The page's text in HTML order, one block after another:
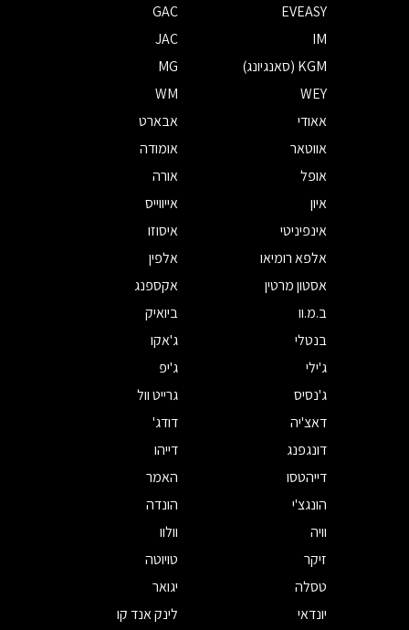
EVEASY
GAC
IM
JAC
KGM (סאנגיונג)
MG
WEY
WM
אאודי
אבארט
אווטאר
אומודה
אופל
אורה
איון
אייווייס
אינפיניטי
איסוזו
אלפא רומיאו
אלפין
אסטון מרטין
אקספנג
ב.מ.וו
ביואיק
בנטלי
ג'אקו
ג'ילי
ג'יפ
ג'נסיס
גרייט וול
דאצ'יה
דודג'
דונגפנג
דייהו
דייהטסו
האמר
הונגצ'י
הונדה
וויה
וולוו
זיקר
טויוטה
טסלה
יגואר
יונדאי
לינק אנד קו